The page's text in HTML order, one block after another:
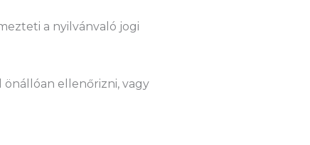
a nyilvánvaló jogi
önállóan ellenőrizni, vagy